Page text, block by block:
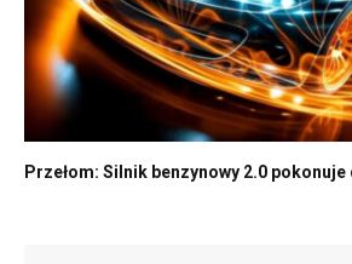
Przełom: Silnik benzynowy 2.0 pokonuje